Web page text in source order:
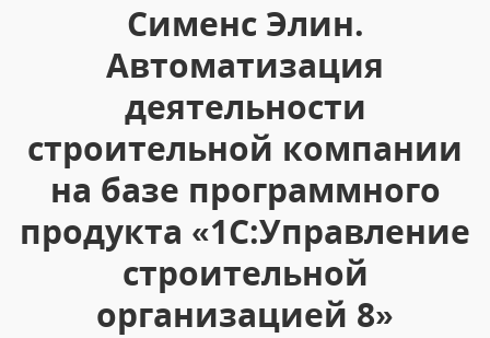
Сименс Элин.
Автоматизация
деятельности
строительной компании
на базе программного
продукта «1С:Управление
строительной
организацией 8»